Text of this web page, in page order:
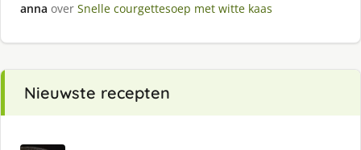
anna over Snelle courgettesoep met witte kaas
Nieuwste recepten